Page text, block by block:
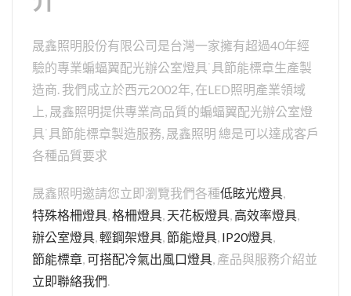
晟鑫照明股份有限公司是台灣一家擁有超過40年經
驗的專業蝙蝠翼配光辦公室燈具˙具節能標章生產製
造商. 我們成立於西元2002年, 在LED照明產業領域
上, 晟鑫照明提供專業高品質的蝙蝠翼配光辦公室燈
具˙具節能標章製造服務, 晟鑫照明 總是可以達成客戶
各種品質要求
晟鑫照明邀請您立即瀏覽我們各種低眩光燈具,
特殊格柵燈具,格柵燈具, 天花板燈具, 高效率燈具,
辦公室燈具,輕鋼架燈具,節能燈具, IP20燈具,
節能標章, 可搭配冷氣出風口燈具, 產品與服務介紹並
立即聯絡我們.